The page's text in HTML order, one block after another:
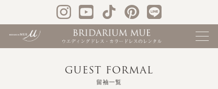
GUEST FORMAL
留袖一覧